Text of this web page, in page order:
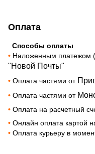
Оплата
Способы оплаты
• Наложенным платежом
"Новой Почты"
• Оплата частями от
• Оплата частями от
• Оплата на расчетный
• Онлайн оплата картой
• Оплата курьеру в